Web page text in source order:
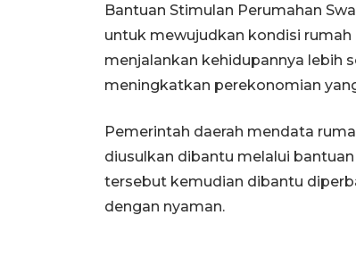
Bantuan Stimulan Perumahan
untuk mewujudkan kondisi
menjalankan kehidupannya lebih
meningkatkan perekonomian
Pemerintah daerah mendata
diusulkan dibantu melalui
tersebut kemudian dibantu
dengan nyaman.